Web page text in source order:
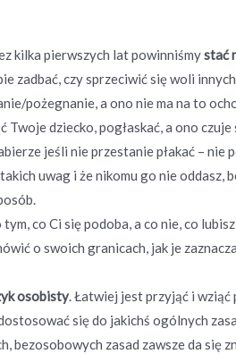
kilka pierwszych lat powinniśmystać
zadbać, czy sprzeciwić się woli
pożegnanie, a ono nie ma na to
Twoje dziecko, pogłaskać, a ono
jeśli nie przestanie płakać – nie
uwag i że nikomu go nie oddasz,
co Ci się podoba, a co nie, co
o swoich granicach, jak je
osobisty. Łatwiej jest przyjąć i wziąć
się do jakichś ogólnych
bezosobowych zasad zawsze da się